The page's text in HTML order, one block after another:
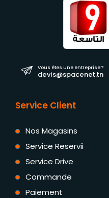
Vous êtes une entreprise ?
devis@spacenet.tn
Service Client
Nos Magasins
Service Reservii
Service Drive
Commande
Paiement